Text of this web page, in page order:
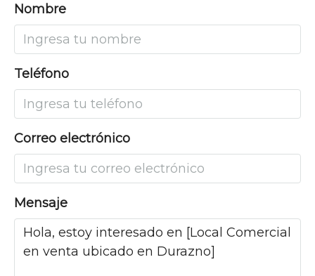
Nombre
Teléfono
Correo electrónico
Mensaje